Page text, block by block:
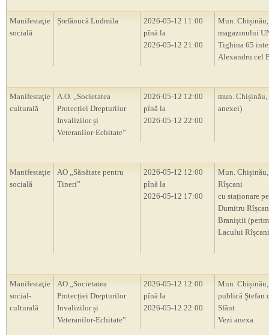
Manifestaţie
socială
Ștefănucă Ludmila
2026-05-12 11:00
pînă la
2026-05-12 21:00
Mun.
magazinului
Tighina 65
Alexandru cel
Manifestaţie
culturală
A.O. ,,Societatea
Protecției Drepturilor
Invalizilor și
Veteranilor-Echitate”
2026-05-12 12:00
pînă la
2026-05-12 22:00
mun.
anexei)
Manifestaţie
socială
AO „Sănătate pentru
Tineri”
2026-05-12 12:00
pînă la
2026-05-12 17:00
Mun.
Rîșcani
cu staționare
Dumitru
Braniștii
Lacului
Manifestaţie
social-
culturală
AO „Societatea
Protecției Drepturilor
Invalizilor și
Veteranilor-Echitate”
2026-05-12 12:00
pînă la
2026-05-12 22:00
Mun.
publică Ștefan
Sfânt
Vezi anexa